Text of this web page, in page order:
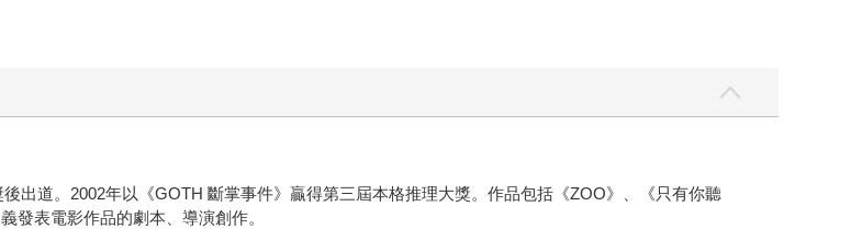
出道。2002年以《GOTH 斷掌事件》贏得第三屆本格推理大獎。作品包括《ZOO》、《只有你聽
發表電影作品的劇本、導演創作。